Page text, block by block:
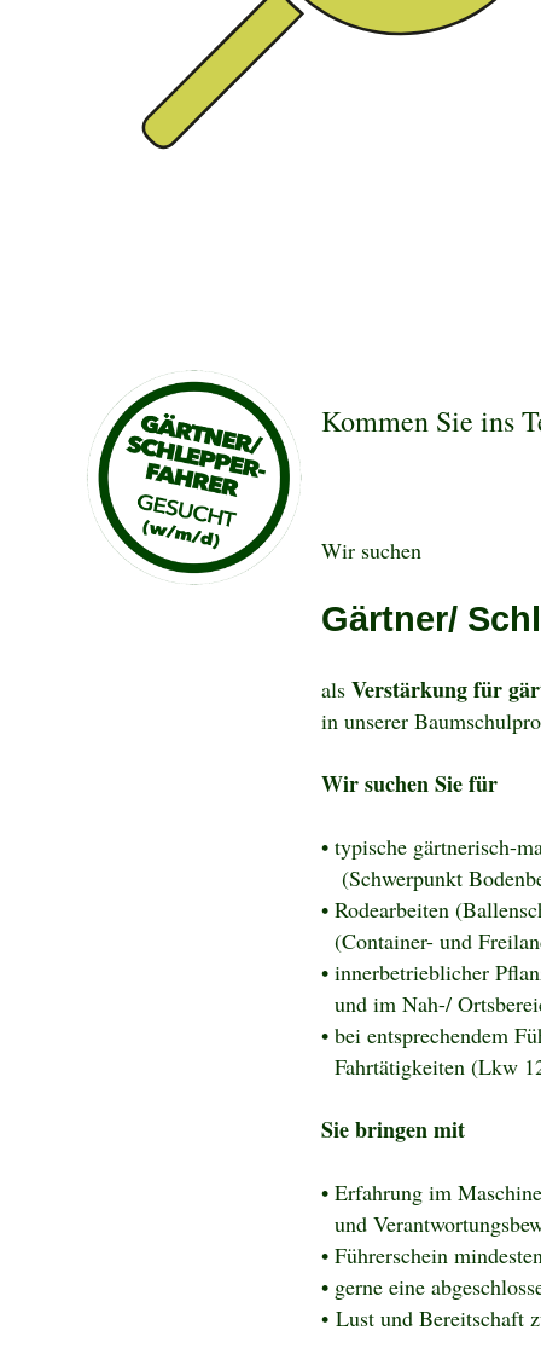
Kommen Sie ins
Wir suchen
Gärtner/
als Verstärkung für
in unserer
Wir suchen Sie für
• typische gärtnerisch-
(Schwerpunkt
• Rodearbeiten
(Container- und
• innerbetrieblicher
und im Nah-/
• bei entsprechendem
Fahrtätigkeiten (Lkw
Sie bringen mit
• Erfahrung im
und
• Führerschein
• gerne eine
• Lust und Bereitschaft